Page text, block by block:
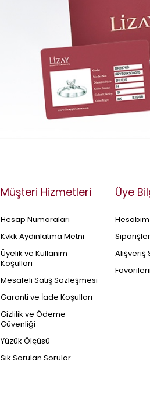
Müşteri Hizmetleri
Hesap Numaraları
Kvkk Aydınlatma Metni
Üyelik ve Kullanım
Koşulları
Mesafeli Satış Sözleşmesi
Garanti ve İade Koşulları
Gizlilik ve Ödeme
Güvenliği
Yüzük Ölçüsü
Sık Sorulan Sorular
Üye
Hesabım